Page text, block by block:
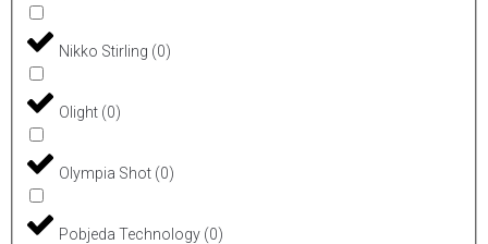
Nikko Stirling (0)
Olight (0)
Olympia Shot (0)
Pobjeda Technology (0)